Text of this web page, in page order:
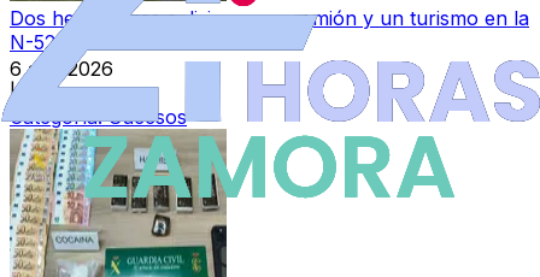
Dos heridos tras colisionar un camión y un turismo en la
N-525
6 ago 2026
|
Categoría:Sucesos